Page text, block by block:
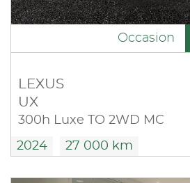
Occasion
LEXUS
UX
300h Luxe TO 2WD MC
2024 27 000 km